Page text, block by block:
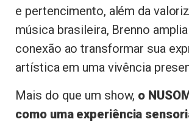
e pertencimento, além da
música brasileira, Brenno
conexão ao transformar sua
artística em uma vivência
Mais do que um show, o
como uma experiência